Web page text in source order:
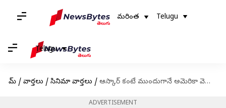
మరింత Telugu
Telugu
హోమ్ / వార్తలు / సినిమా వార్తలు / ఆస్కార్ కంటే ముందుగానే అమెరికా వెళ్ళిన రామ్ చరణ్, కారణమేంటంటే,
ADVERTISEMENT